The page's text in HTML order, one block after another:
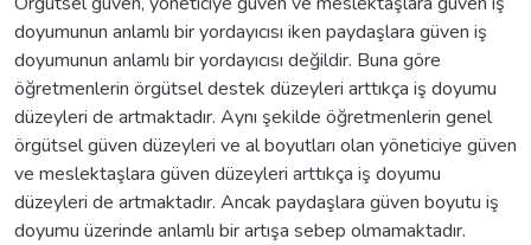
doyumunun anlamlı bir yordayıcısı iken paydaşlara güven iş
doyumunun anlamlı bir yordayıcısı değildir. Buna göre
öğretmenlerin örgütsel destek düzeyleri arttıkça iş doyumu
düzeyleri de artmaktadır. Aynı şekilde öğretmenlerin genel
örgütsel güven düzeyleri ve al boyutları olan yöneticiye güven
ve meslektaşlara güven düzeyleri arttıkça iş doyumu
düzeyleri de artmaktadır. Ancak paydaşlara güven boyutu iş
doyumu üzerinde anlamlı bir artışa sebep olmamaktadır.